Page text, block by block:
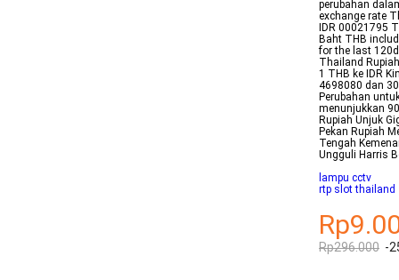
perubahan
exchange rate
IDR 00021795
Baht THB
for the last
Thailand
1 THB ke IDR
4698080 dan
Perubahan
menunjukkan
Rupiah Unjuk
Pekan Rupiah
Tengah
Ungguli Harris
lampu cctv
rtp slot thailand
Rp296.000 -